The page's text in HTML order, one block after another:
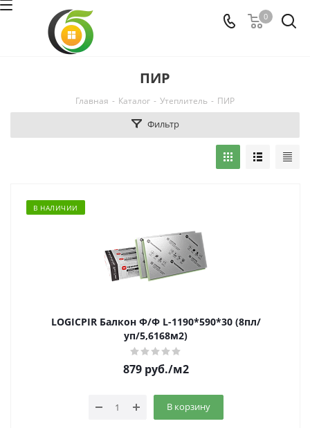
0
ПИР
Главная - Каталог - Утеплитель - ПИР
Фильтр
В НАЛИЧИИ
LOGICPIR Балкон Ф/Ф L-1190*590*30 (8пл/
уп/5,6168м2)
879руб./м2
В корзину